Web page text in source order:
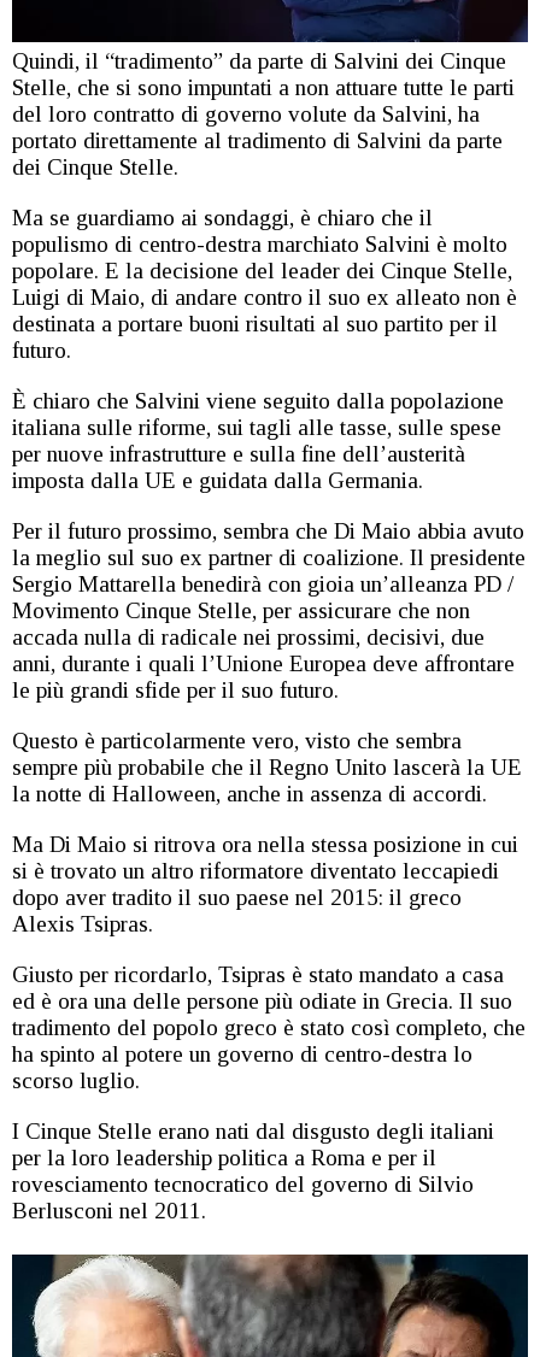
Quindi, il “tradimento” da parte di Salvini dei Cinque
Stelle, che si sono impuntati a non attuare tutte le parti
del loro contratto di governo volute da Salvini, ha
portato direttamente al tradimento di Salvini da parte
dei Cinque Stelle.
Ma se guardiamo ai sondaggi, è chiaro che il
populismo di centro-destra marchiato Salvini è molto
popolare. E la decisione del leader dei Cinque Stelle,
Luigi di Maio, di andare contro il suo ex alleato non è
destinata a portare buoni risultati al suo partito per il
futuro.
È chiaro che Salvini viene seguito dalla popolazione
italiana sulle riforme, sui tagli alle tasse, sulle spese
per nuove infrastrutture e sulla fine dell’austerità
imposta dalla UE e guidata dalla Germania.
Per il futuro prossimo, sembra che Di Maio abbia avuto
la meglio sul suo ex partner di coalizione. Il presidente
Sergio Mattarella benedirà con gioia un’alleanza PD /
Movimento Cinque Stelle, per assicurare che non
accada nulla di radicale nei prossimi, decisivi, due
anni, durante i quali l’Unione Europea deve affrontare
le più grandi sfide per il suo futuro.
Questo è particolarmente vero, visto che sembra
sempre più probabile che il Regno Unito lascerà la UE
la notte di Halloween, anche in assenza di accordi.
Ma Di Maio si ritrova ora nella stessa posizione in cui
si è trovato un altro riformatore diventato leccapiedi
dopo aver tradito il suo paese nel 2015: il greco
Alexis Tsipras.
Giusto per ricordarlo, Tsipras è stato mandato a casa
ed è ora una delle persone più odiate in Grecia. Il suo
tradimento del popolo greco è stato così completo, che
ha spinto al potere un governo di centro-destra lo
scorso luglio.
I Cinque Stelle erano nati dal disgusto degli italiani
per la loro leadership politica a Roma e per il
rovesciamento tecnocratico del governo di Silvio
Berlusconi nel 2011.